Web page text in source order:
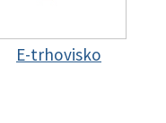
E-trhovisko